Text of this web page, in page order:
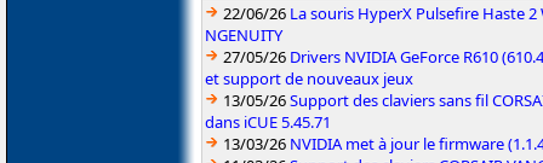
22/06/26 La souris HyperX Pulsefire Haste
NGENUITY
27/05/26 Drivers NVIDIA GeForce R610
et support de nouveaux jeux
13/05/26Support des claviers sans fil
dans iCUE 5.45.71
13/03/26 NVIDIA met à jour le firmware